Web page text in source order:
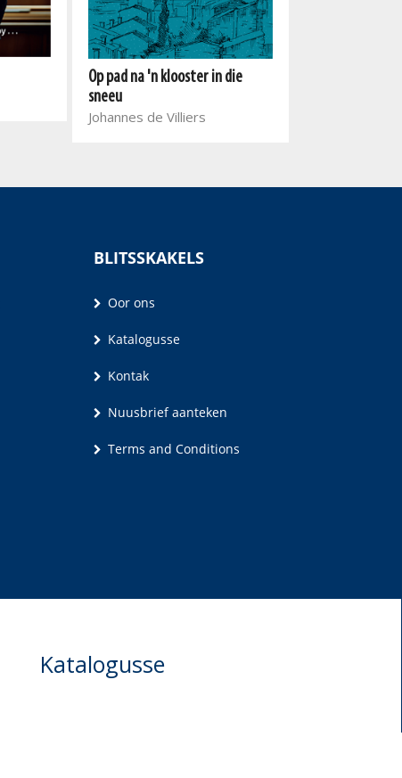
Op pad na 'n klooster in die
sneeu
Johannes de Villiers
BLITSSKAKELS
Oor ons
Katalogusse
Kontak
Nuusbrief aanteken
Terms and Conditions
Katalogusse